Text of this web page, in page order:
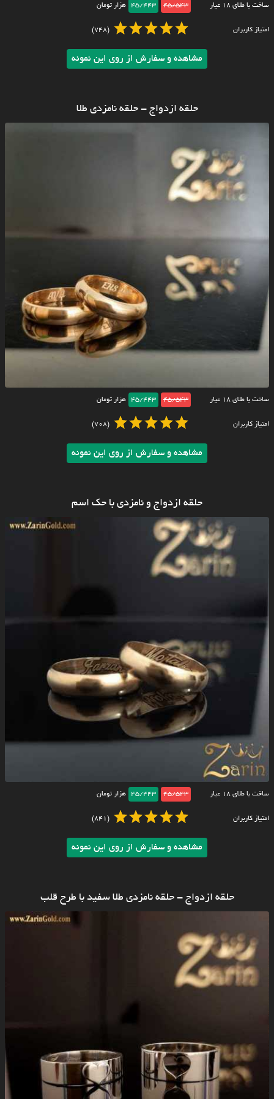
ساخت با طلای ۱۸ عیار 45/543
45/443 هزار تومان
امتیاز کاربران (748)
مشاهده و سفارش از روی این نمونه
حلقه ازدواج - حلقه نامزدی طلا
ساخت با طلای ۱۸ عیار 45/543
45/443 هزار تومان
امتیاز کاربران (708)
مشاهده و سفارش از روی این نمونه
حلقه ازدواج و نامزدی با حک اسم
ساخت با طلای ۱۸ عیار 45/543
45/443 هزار تومان
امتیاز کاربران (841)
مشاهده و سفارش از روی این نمونه
حلقه ازدواج - حلقه نامزدی طلا سفید با طرح قلب